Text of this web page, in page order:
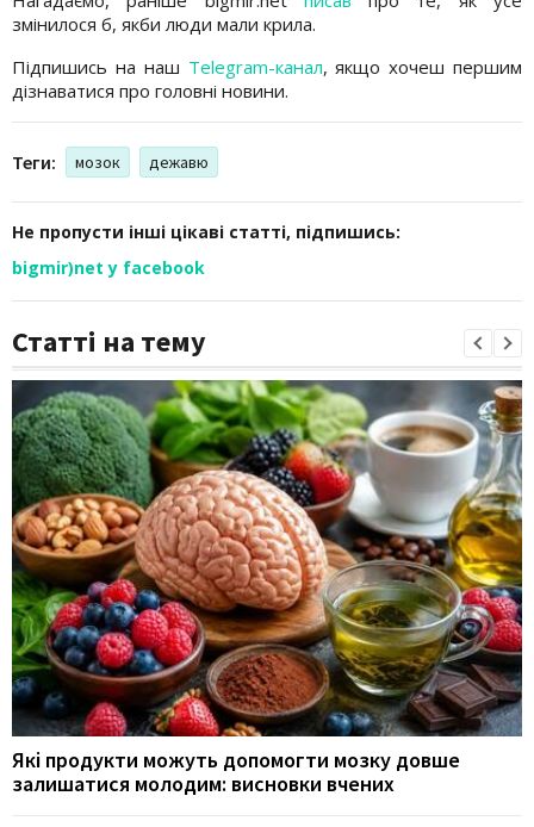
змінилося б, якби люди мали крила.
Підпишись на наш Telegram-канал, якщо хочеш першим
дізнаватися про головні новини.
Теги: мозок дежавю
Не пропусти інші цікаві статті, підпишись:
bigmir)net у facebook
Статті на тему
Які продукти можуть допомогти мозку довше
залишатися молодим: висновки вчених